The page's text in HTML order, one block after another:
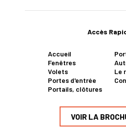
Accès
Accueil
Fenêtres
Volets
Portes d'entrée
Portails, clôtures
Le
VOIR LA